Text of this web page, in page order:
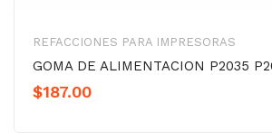
REFACCIONES PARA IMPRESORAS
GOMA DE ALIMENTACION P2035
$187.00